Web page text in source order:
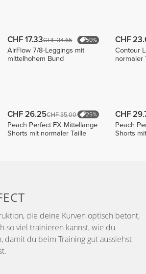
CHF 17.33CHF 34.65 50%
AirFlow 7/8-Leggings mit
mittelhohem Bund
CHF
Contour
normaler
CHF 26.25CHF 35.00 25%
Peach Perfect FX Mittellange
Shorts mit normaler Taille
CHF
Peach
Shorts
die deine Kurven optisch betont,
so viel trainieren kannst, wie du
damit du beim Training gut aussiehst